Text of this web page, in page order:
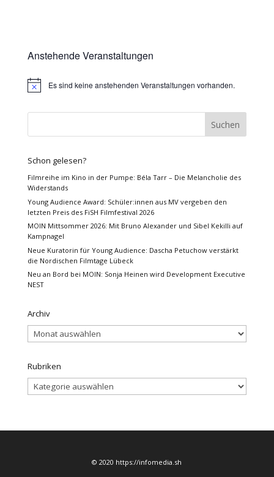
Anstehende Veranstaltungen
HinweisEs sind keine anstehenden Veranstaltungen vorhanden.
Schon gelesen?
Filmreihe im Kino in der Pumpe: Béla Tarr – Die Melancholie des
Widerstands
Young Audience Award: Schüler:innen aus MV vergeben den
letzten Preis des FiSH Filmfestival 2026
MOIN Mittsommer 2026: Mit Bruno Alexander und Sibel Kekilli auf
Kampnagel
Neue Kuratorin für Young Audience: Dascha Petuchow verstärkt
die Nordischen Filmtage Lübeck
Neu an Bord bei MOIN: Sonja Heinen wird Development Executive
NEST
Archiv
Archiv
Rubriken
Rubriken
© 2020 https://infomedia.sh